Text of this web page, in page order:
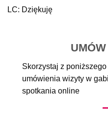
LC: Dziękuję
Skorzystaj z
umówienia wizyty w
spotkania online